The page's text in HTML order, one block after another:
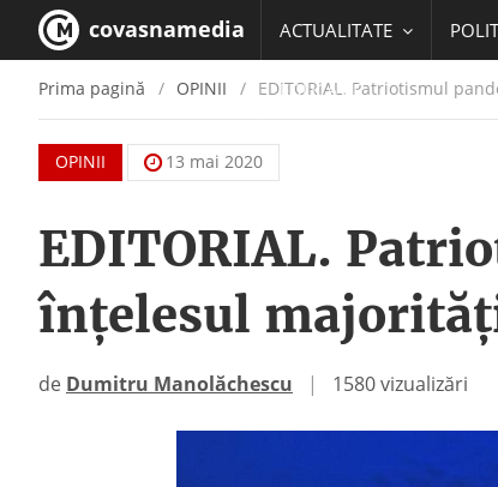
covasnamedia ACTUALITATE
EDUCATIE
Prima pagină OPINII EDITORIAL. Patriotismul
OPINII 13 mai 2020
EDITORIAL.
înţelesul
de Dumitru Manolăchescu | 1580 vizualizări